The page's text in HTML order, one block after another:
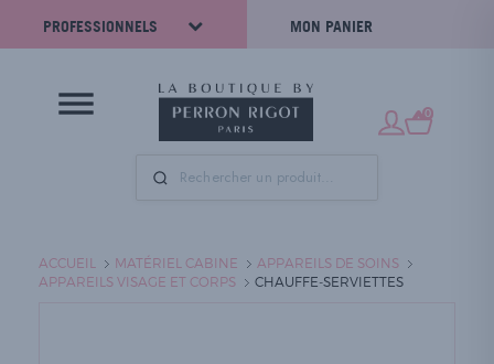
PROFESSIONNELS MON PANIER
0
ACCUEIL MATÉRIEL CABINE
APPAREILS DE SOINS
APPAREILS VISAGE ET CORPS
CHAUFFE-SERVIETTES